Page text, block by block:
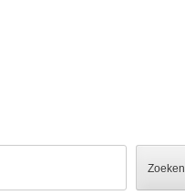
Zoeken